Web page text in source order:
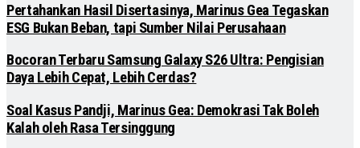
Pertahankan Hasil Disertasinya, Marinus Gea Tegaskan
ESG Bukan Beban, tapi Sumber Nilai Perusahaan
Bocoran Terbaru Samsung Galaxy S26 Ultra: Pengisian
Daya Lebih Cepat, Lebih Cerdas?
Soal Kasus Pandji, Marinus Gea: Demokrasi Tak Boleh
Kalah oleh Rasa Tersinggung